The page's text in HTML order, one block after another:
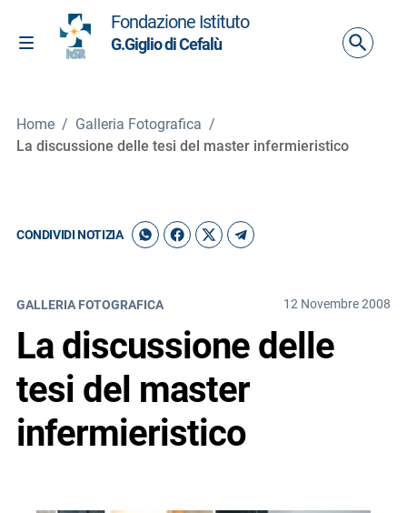
Vai ai contenuti
Vai al menu di navigazione
Vai al footer
Attiva / disattiva la navigazione
Fondazione Istituto
G.Giglio di Cefalù
Home / Galleria Fotografica /
La discussione delle tesi del master infermieristico
CONDIVIDI NOTIZIA
GALLERIA FOTOGRAFICA 12 Novembre 2008
La discussione delle
tesi del master
infermieristico